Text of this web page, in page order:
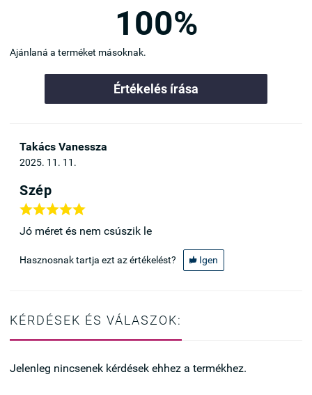
100%
Ajánlaná a terméket másoknak.
Értékelés írása
Takács Vanessza
2025. 11. 11.
Szép

Jó méret és nem csúszik le
Hasznosnak tartja ezt az értékelést?  Igen
KÉRDÉSEK ÉS VÁLASZOK:
Jelenleg nincsenek kérdések ehhez a termékhez.